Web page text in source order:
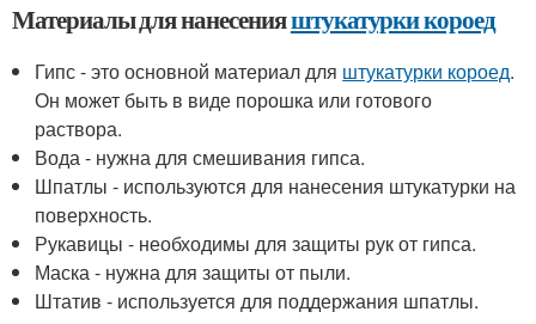
Материалы для нанесенияштукатурки короед
Гипс - это основной материал для штукатурки короед.
Он может быть в виде порошка или готового
раствора.
Вода - нужна для смешивания гипса.
Шпатлы - используются для нанесения штукатурки на
поверхность.
Рукавицы - необходимы для защиты рук от гипса.
Маска - нужна для защиты от пыли.
Штатив - используется для поддержания шпатлы.